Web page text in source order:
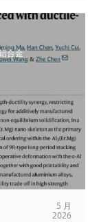
合金
5 月
2026